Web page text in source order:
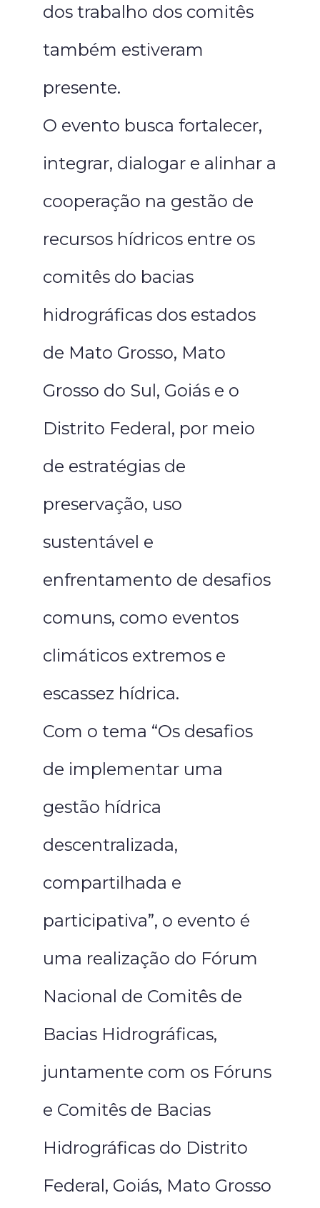
dos trabalho dos comitês
também estiveram
presente.
O evento busca fortalecer,
integrar, dialogar e alinhar a
cooperação na gestão de
recursos hídricos entre os
comitês do bacias
hidrográficas dos estados
de Mato Grosso, Mato
Grosso do Sul, Goiás e o
Distrito Federal, por meio
de estratégias de
preservação, uso
sustentável e
enfrentamento de desafios
comuns, como eventos
climáticos extremos e
escassez hídrica.
Com o tema “Os desafios
de implementar uma
gestão hídrica
descentralizada,
compartilhada e
participativa”, o evento é
uma realização do Fórum
Nacional de Comitês de
Bacias Hidrográficas,
juntamente com os Fóruns
e Comitês de Bacias
Hidrográficas do Distrito
Federal, Goiás, Mato Grosso